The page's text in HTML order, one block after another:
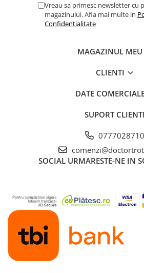
Vreau sa primesc newsletter cu
magazinului. Afla mai multe in
Confidentialitate
MAGAZINUL MEU
CLIENTI
DATE
SUPORT CLIENTI
0777028710
SOCIAL URMARESTE-NE IN